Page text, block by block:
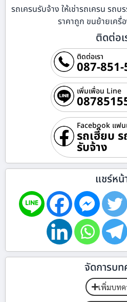
รถเครนรับจ้าง ให้เช่ารถเครน รถ
ราคาถูก ขนย้ายเครื่
ติดต่อเ
ติดต่อเรา
087-851-
เพิ่มเพื่อน Line
Facebook แฟน
รถเฮี๊ยบ
รับจ้าง
แชร์หน้
จัดการบท
เพิ่มบทค